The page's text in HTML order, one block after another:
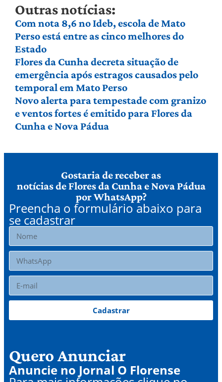
Outras notícias:
Com nota 8,6 no Ideb, escola de Mato
Perso está entre as cinco melhores do
Estado
Flores da Cunha decreta situação de
emergência após estragos causados pelo
temporal em Mato Perso
Novo alerta para tempestade com granizo
e ventos fortes é emitido para Flores da
Cunha e Nova Pádua
Gostaria de receber as
notícias de Flores da Cunha e Nova Pádua
por WhatsApp?
Preencha o formulário abaixo para
se cadastrar
Cadastrar
Quero Anunciar
Anuncie no Jornal O Florense